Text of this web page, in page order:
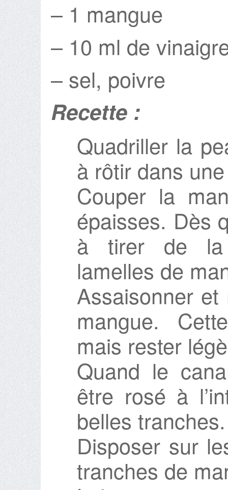
– 1 mangue
– 10 ml de
– sel, poivre
Recette :
Quadriller la
à rôtir dans
Couper la
épaisses. Dès
à tirer de la
lamelles de
Assaisonner
mangue.
mais rester
Quand le
être rosé à
belles tranches.
Disposer sur
tranches de